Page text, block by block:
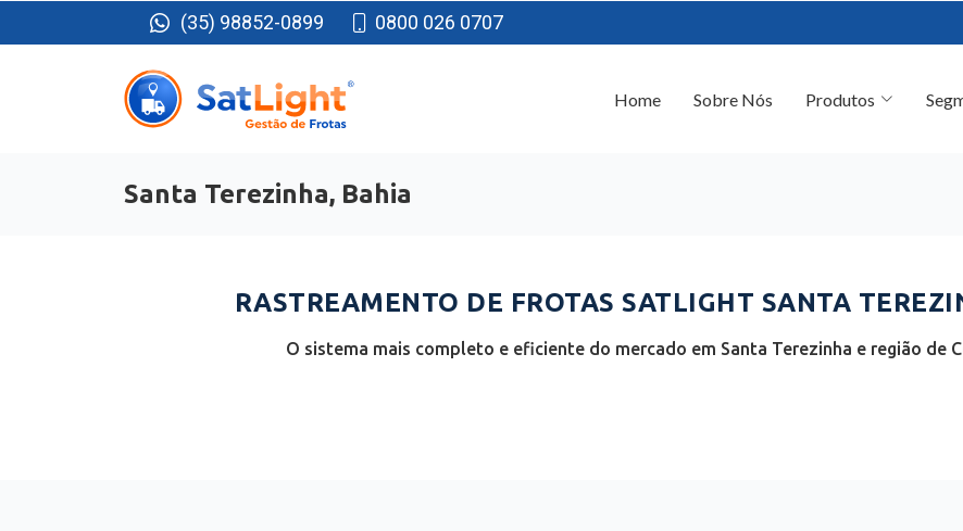
(35) 98852-0899 0800 026 0707
Home Sobre Nós Produtos
Santa Terezinha, Bahia
RASTREAMENTO DE FROTAS SATLIGHT SANTA
O sistema mais completo e eficiente do mercado em Santa Terezinha e região de